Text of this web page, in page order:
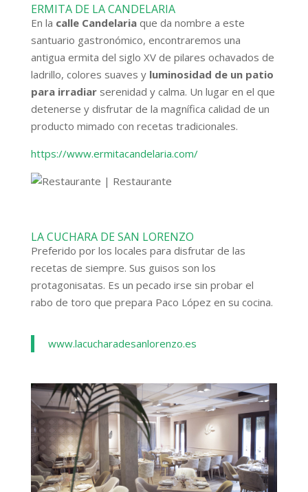
ERMITA DE LA CANDELARIA
En la calle Candelariaque da nombre a este
santuario gastronómico, encontraremos una
antigua ermita del siglo XV de pilares ochavados de
ladrillo, colores suaves y luminosidad de un patio
para irradiar serenidad y calma. Un lugar en el que
detenerse y disfrutar de la magnífica calidad de un
producto mimado con recetas tradicionales.
https://www.ermitacandelaria.com/
LA CUCHARA DE SAN LORENZO
Preferido por los locales para disfrutar de las
recetas de siempre. Sus guisos son los
protagonisatas. Es un pecado irse sin probar el
rabo de toro que prepara Paco López en su cocina.
www.lacucharadesanlorenzo.es